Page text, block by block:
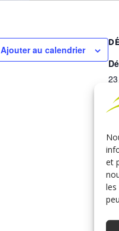
et
les
Ajouter au calendrier